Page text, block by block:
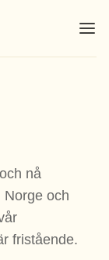
nå
Norge och
fristående.